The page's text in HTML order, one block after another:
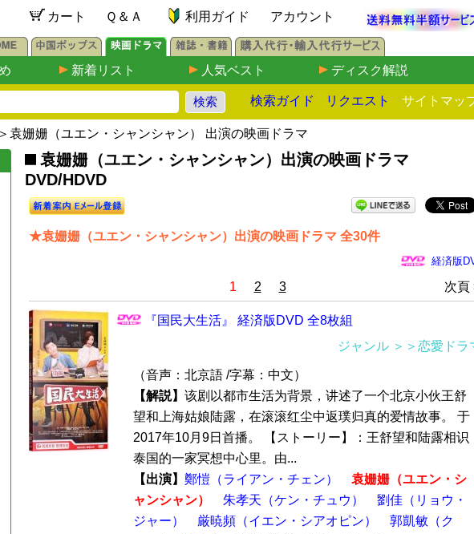
カート Ｑ＆Ａ 利用ガイド アカウント
新着リスト 人気ベスト ディスク解説
検索ガイド リクエスト サイトマッ
＞袁姗姗​​​​（ユエン・シャンシャン） 出演の映画ドラマ
袁姗姗​​​​（ユエン・シャンシャン）出演の映画ドラマ
DVD/HDVD
★袁姗姗​​​​（ユエン・シャンシャン）出演の映画ドラマ 全30件
経済版
次頁
1 2 3
『国民大生活』 経済版DVD 全8枚組
ジャンル ＞＞恋愛ドラ
（音声：北京語 /字幕：中文）
【解説】 该剧以都市生活为背景，讲述了一个北京小伙王舒
望和上海姑娘陆露，在滚滚红尘中返璞归真的爱情故事。 于
2017年10月9日首播。 【ストーリー】：王舒望和陆露相识
泰国的一家冥想中心里。由...
【出演】 鄭愷（ライアン・チェン）
袁姗姗​​​​（ユエン・シ
ャンシャン）
朱孝天（ケン・チュウ）
劉佳（リョウ・
ジャー）
厳暁頻（イエン・シアオピン）
郭凱敏（ク